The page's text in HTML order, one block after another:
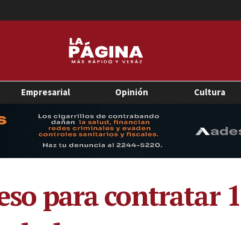
Empresarial Opinión Cultura
para contratar